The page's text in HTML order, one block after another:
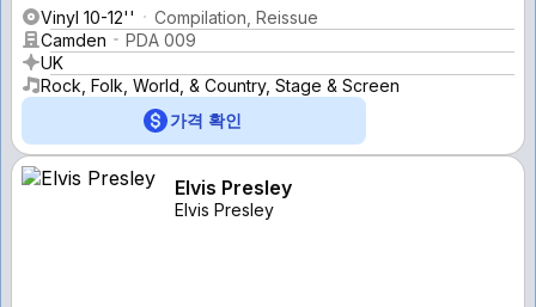
Vinyl 10-12''
Compilation, Reissue
Camden
PDA 009
UK
Rock, Folk, World, & Country, Stage & Screen
가격 확인
Elvis Presley
Elvis Presley